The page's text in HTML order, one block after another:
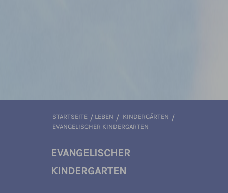
STARTSEITE / LEBEN / KINDERGÄRTEN /
EVANGELISCHER KINDERGARTEN
EVANGELISCHER
KINDERGARTEN